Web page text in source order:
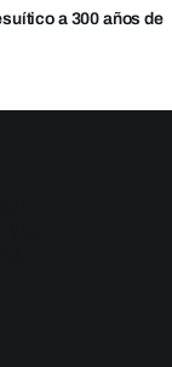
a 300 años de